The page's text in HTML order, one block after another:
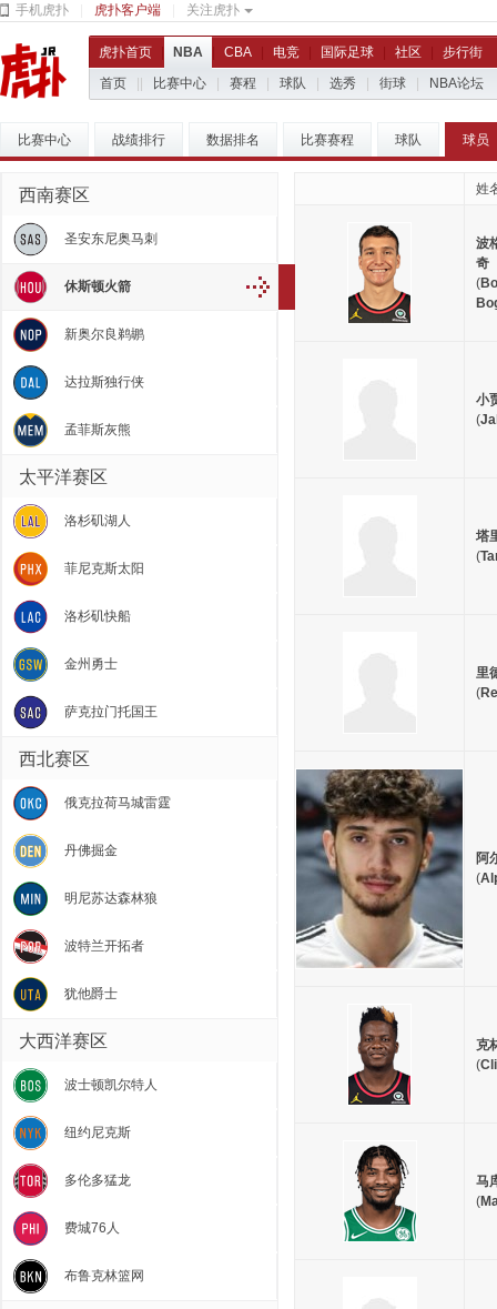
手机虎扑 虎扑客户端 关注虎扑
虎扑首页 NBA CBA 电竞 国际足球 社区
步行街
首页
比赛中心 赛程 球队 选秀 街球 NBA论坛
比赛中心 战绩排行 数据排名 比赛赛程 球队 球员
西南赛区
圣安东尼奥马刺
休斯顿火箭
新奥尔良鹈鹕
达拉斯独行侠
孟菲斯灰熊
太平洋赛区
洛杉矶湖人
菲尼克斯太阳
洛杉矶快船
金州勇士
萨克拉门托国王
西北赛区
俄克拉荷马城雷霆
丹佛掘金
明尼苏达森林狼
波特兰开拓者
犹他爵士
大西洋赛区
波士顿凯尔特人
纽约尼克斯
多伦多猛龙
费城76人
布鲁克林篮网
姓
波
奇
(
小
(
塔
(
里
(
阿
(
克
(
马
(